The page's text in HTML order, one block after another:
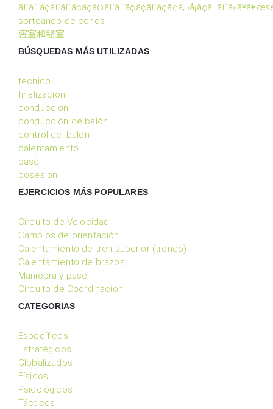
sorteando de conos
密室和秘室
BÚSQUEDAS MÁS UTILIZADAS
tecnico
finalizacion
conduccion
conducción de balòn
control del balon
calentamiento
pasé
posesion
EJERCICIOS MÁS POPULARES
Circuito de Velocidad
Cambios de orientación
Calentamiento de tren superior (tronco)
Calentamiento de brazos
Maniobra y pase
Circuito de Coordinación
CATEGORIAS
Específicos
Estratégicos
Globalizados
Físicos
Psicológicos
Tácticos